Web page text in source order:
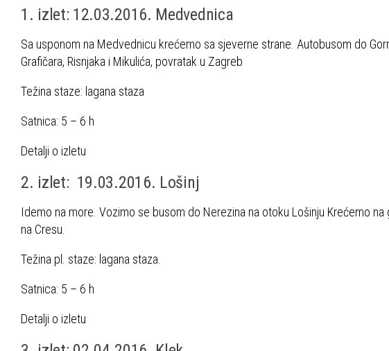
1. izlet: 12.03.2016. Medvednica
Sa usponom na Medvednicu krećemo sa sjeverne strane. Autobusom do
Grafičara, Risnjaka i Mikulića, povratak u Zagreb
Težina staze: lagana staza
Satnica: 5 – 6 h
Detalji o izletu
2. izlet: 19.03.2016. Lošinj
Idemo na more. Vozimo se busom do Nerezina na otoku Lošinju Krećemo
na Cresu.
Težina pl. staze: lagana staza.
Satnica: 5 – 6 h
Detalji o izletu